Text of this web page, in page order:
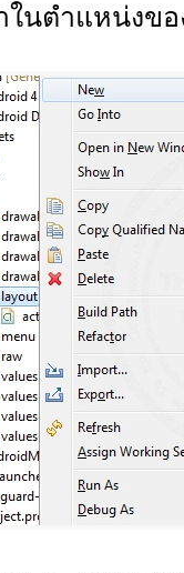
ในตำแหน่งขอ